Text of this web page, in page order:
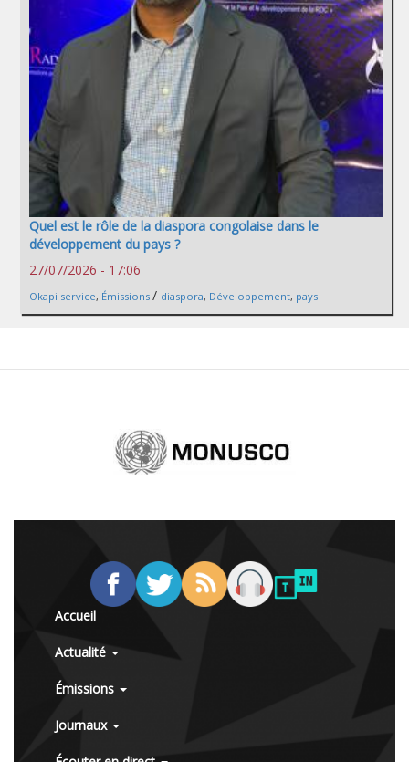
Quel est le rôle de la diaspora congolaise dans le
développement du pays ?
27/07/2026 - 17:06
Okapi service, Émissions / diaspora, Développement, pays
Accueil
Actualité
Émissions
Journaux